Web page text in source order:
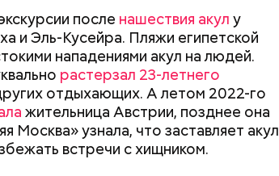
после нашествия акул у
и Эль-Кусейра. Пляжи египетской
нападениями акул на людей.
растерзал 23-летнего
отдыхающих. А летом 2022-го
жительница Австрии, позднее она
Москва» узнала, что заставляет акул
встречи с хищником.
группы преодолевают
Проезжают вглубь леса,
где начинается самая «грязная»